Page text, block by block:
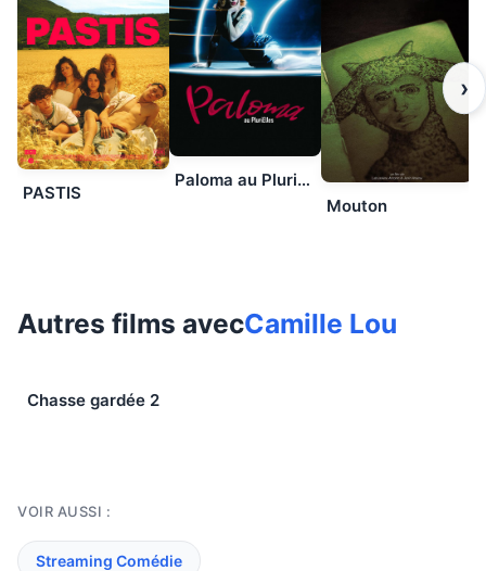
PASTIS
Paloma au PluriElles
Mouton
›
Autres films avecCamille Lou
Chasse gardée 2
VOIR AUSSI :
Streaming Comédie